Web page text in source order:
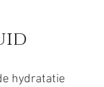
hydratatie